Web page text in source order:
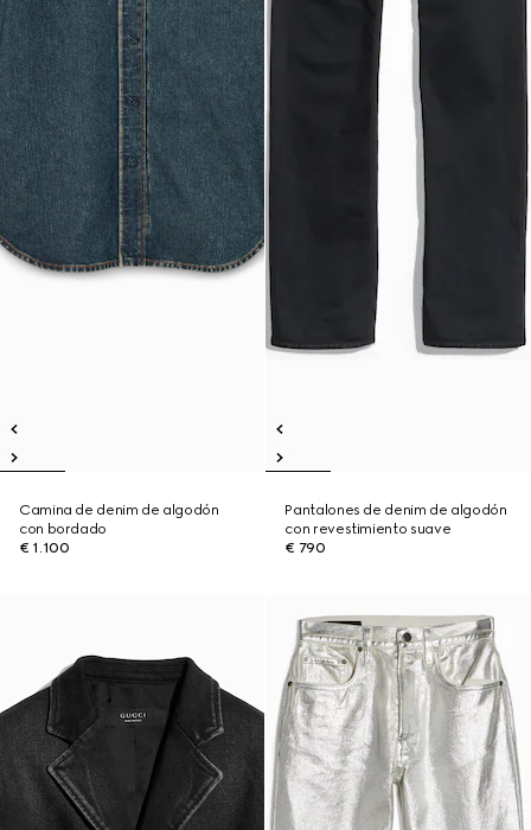
Camina de denim de algodón
con bordado
€ 1.100
Pantalones de denim de algodón
con revestimiento suave
€ 790